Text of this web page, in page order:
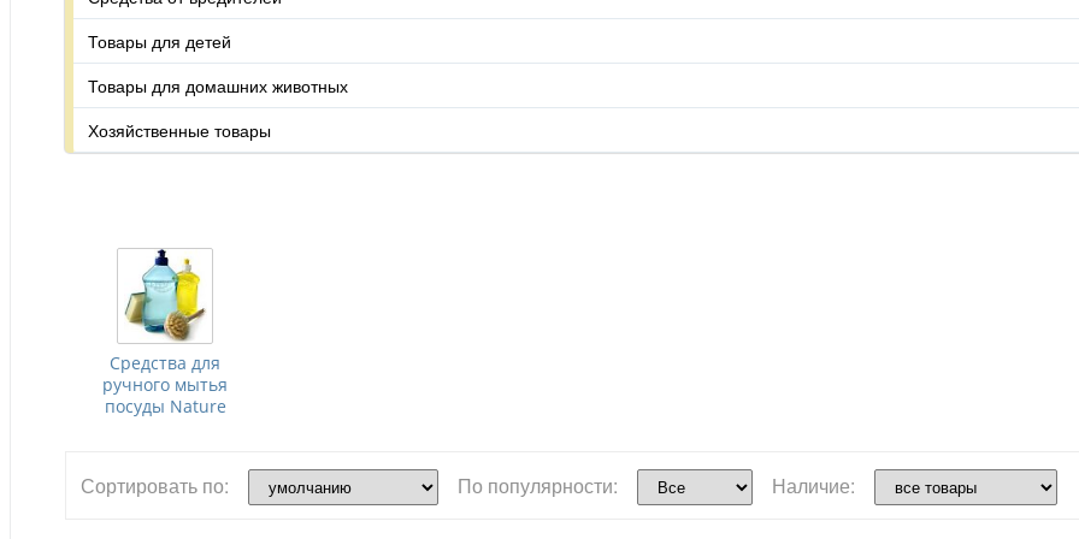
Товары для детей
Товары для домашних животных
Хозяйственные товары
Средства для
ручного мытья
посуды Nature
Сортировать по: По популярности: Наличие: